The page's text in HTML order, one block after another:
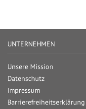
UNTERNEHMEN
Unsere Mission
Datenschutz
Impressum
Barrierefreiheitserklärung